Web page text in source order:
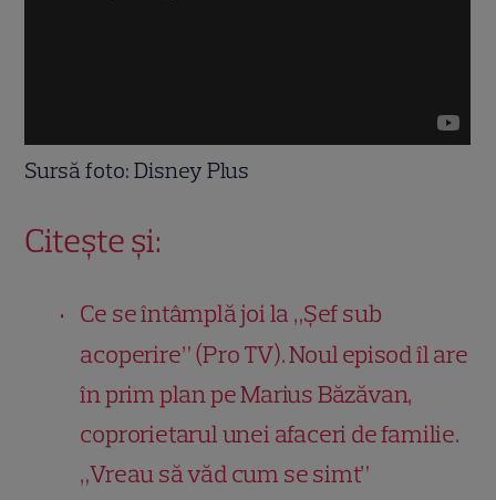
Sursă foto: Disney Plus
Citește și:
Ce se întâmplă joi la „Șef sub
acoperire” (Pro TV). Noul episod îl are
în prim plan pe Marius Băzăvan,
coprorietarul unei afaceri de familie.
„Vreau să văd cum se simt”